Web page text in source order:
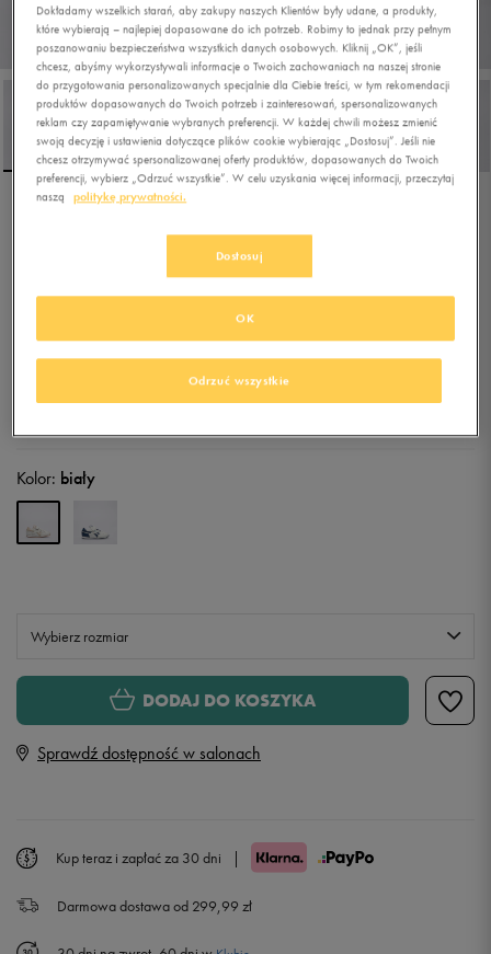
4.9(75)
(cena początkowa)
+ 350 PKT WKLUBIE 50 STYLE
Kolor: biały
Wybierz rozmiar
Rozmiary EU
11,5 cm
22,5 12,5 cm
23,5 13 cm
DODAJ DO KOSZYKA
Sprawdź dostępność w salonach
Kup teraz i zapłać za 30 dni |
Darmowa dostawa od 299,99 zł
Dokładamy wszelkich starań, aby zakupy naszych Klientów były udane, a produkty,
które wybierają – najlepiej dopasowane do ich potrzeb. Robimy to jednak przy pełnym
poszanowaniu bezpieczeństwa wszystkich danych osobowych. Kliknij „OK”, jeśli
chcesz, abyśmy wykorzystywali informacje o Twoich zachowaniach na naszej stronie
do przygotowania personalizowanych specjalnie dla Ciebie treści, w tym rekomendacji
produktów dopasowanych do Twoich potrzeb i zainteresowań, spersonalizowanych
reklam czy zapamiętywanie wybranych preferencji. W każdej chwili możesz zmienić
swoją decyzję i ustawienia dotyczące plików cookie wybierając „Dostosuj”. Jeśli nie
chcesz otrzymywać spersonalizowanej oferty produktów, dopasowanych do Twoich
preferencji, wybierz „Odrzuć wszystkie”. W celu uzyskania więcej informacji, przeczytaj
naszą
politykę prywatności.
Dostosuj
Odrzuć wszystkie
OK